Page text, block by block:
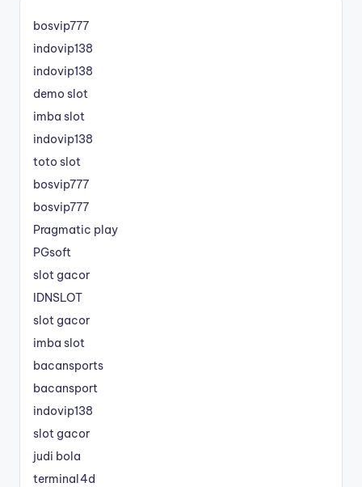
bosvip777
indovip138
indovip138
demo slot
imba slot
indovip138
toto slot
bosvip777
bosvip777
Pragmatic play
PGsoft
slot gacor
IDNSLOT
slot gacor
imba slot
bacansports
bacansport
indovip138
slot gacor
judi bola
terminal4d